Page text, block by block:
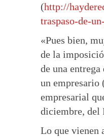
(http://
traspaso-de-
«Pues bien,
de la
de una
un empresario
empresarial
diciembre, del
Lo que vienen